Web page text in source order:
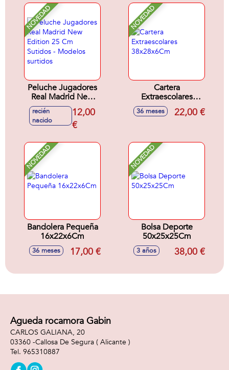
NOVEDAD
Peluche Jugadores
Real Madrid New
Edition 25 Cm
Sutidos - Modelos
surtidos
recién
nacido
12,00
€
NOVEDAD
Cartera
Extraescolares
38x28x6Cm
36 meses 22,00 €
NOVEDAD
Bandolera Pequeña
16x22x6Cm
36 meses 17,00 €
NOVEDAD
Bolsa Deporte
50x25x25Cm
3 años 38,00 €
Agueda rocamora Gabin
CARLOS GALIANA, 20
03360 -Callosa De Segura ( Alicante )
965310887